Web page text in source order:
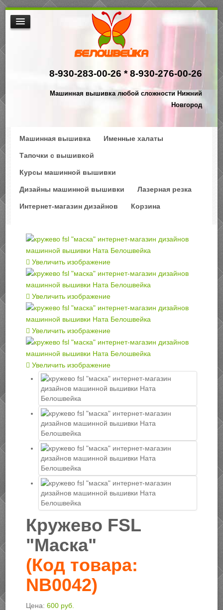
8-930-283-00-26 *8-930-276-00-26
Машинная вышивка любой сложности Нижний
Новгород
МАШИННАЯ ВЫШИВКА
НАША ПРОДУКЦИЯ
$АКЦИИ
Машинная вышивка Именные халаты
Тапочки с вышивкой
Курсы машинной вышивки
Дизайны машинной вышивки Лазерная резка
Интернет-магазин дизайнов Корзина
Увеличить изображение
Увеличить изображение
Увеличить изображение
Увеличить изображение
Кружево FSL
"Маска"
(Код товара:
NB0042)
Цена: 600 руб.